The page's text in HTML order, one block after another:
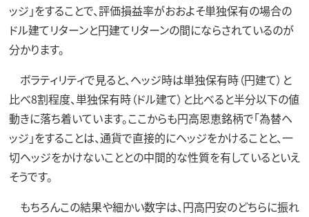
ッジ」をすることで、評価損益率がおおよそ単独保有の場合の
ドル建てリターンと円建てリターンの間にならされているのが
分かります。
ボラティリティで見ると、ヘッジ時は単独保有時（円建て）と
比べ8割程度、単独保有時（ドル建て）と比べると半分以下の値
動きに落ち着いています。ここからも円高恩恵銘柄で「為替ヘ
ッジ」をすることは、通貨で直接的にヘッジをかけることと、一
切ヘッジをかけないこととの中間的な性質を有しているといえ
そうです。
もちろんこの結果や細かい数字は、円高円安のどちらに振れ